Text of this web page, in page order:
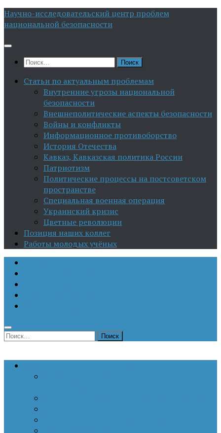
Перейти
к
Научно-исследовательский центр проблем
национальной безопасности
Найти:
Статьи по актуальным проблемам
Внутренние угрозы национальной
безопасности
Внешнеполитические аспекты безопасности
Войны и конфликты
Информационное противоборство
История Отечества
Кавказ, Кавказская политика России
Патриотизм
Политические процессы на постсоветском
пространстве
Специальная военная операция
Украинский кризис
Цветные революции
Позиция наших коллег
Работы молодых учёных
Найти: